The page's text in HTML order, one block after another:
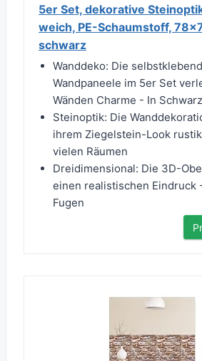
5er Set, dekorative
weich, PE-Schaumstoff,
schwarz
Wanddeko: Die
Wandpaneele im 5er Set
Wänden Charme - In Schwarz
Steinoptik: Die
ihrem Ziegelstein-Look
vielen Räumen
Dreidimensional: Die 3D-
einen realistischen Eindruck
Fugen